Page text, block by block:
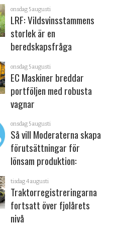
onsdag 5 augusti
LRF: Vildsvinsstammens
storlek är en
beredskapsfråga
onsdag 5 augusti
EC Maskiner breddar
portföljen med robusta
vagnar
onsdag 5 augusti
Så vill Moderaterna skapa
förutsättningar för
lönsam produktion:
tisdag 4 augusti
Traktorregistreringarna
fortsatt över fjolårets
nivå